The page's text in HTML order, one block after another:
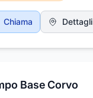
Chiama Dettagli
Base Corvo